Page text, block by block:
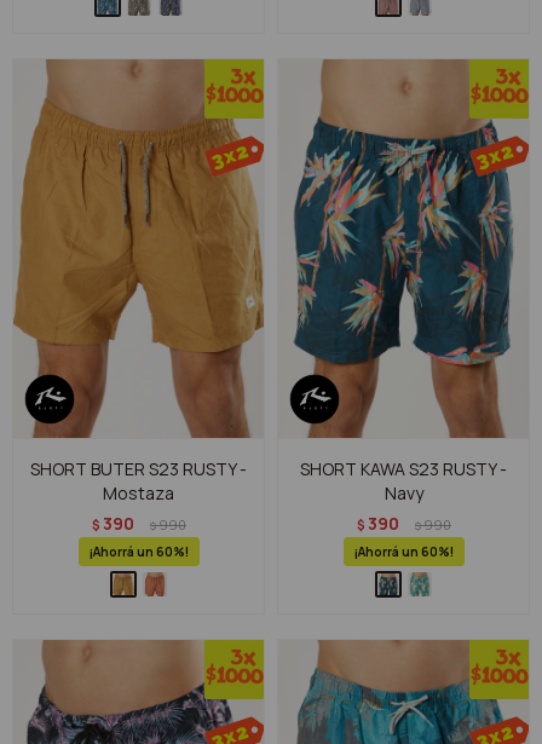
SHORT BUTER S23 RUSTY -
Mostaza
$ 390 $990
60
SHORT KAWA S23 RUSTY -
Navy
$ 390 $990
60